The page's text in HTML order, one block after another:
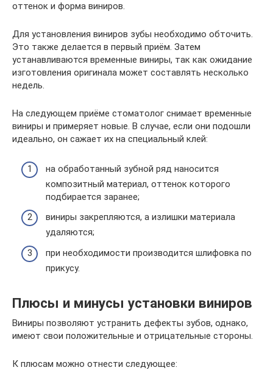
оттенок и форма виниров.
Для установления виниров зубы необходимо обточить.
Это также делается в первый приём. Затем
устанавливаются временные виниры, так как ожидание
изготовления оригинала может составлять несколько
недель.
На следующем приёме стоматолог снимает временные
виниры и примеряет новые. В случае, если они подошли
идеально, он сажает их на специальный клей:
на обработанный зубной ряд наносится
композитный материал, оттенок которого
подбирается заранее;
виниры закрепляются, а излишки материала
удаляются;
при необходимости производится шлифовка по
прикусу.
Плюсы и минусы установки виниров
Виниры позволяют устранить дефекты зубов, однако,
имеют свои положительные и отрицательные стороны.
К плюсам можно отнести следующее: